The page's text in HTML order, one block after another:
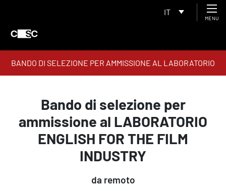
IT
MENU
BANDO DI SELEZIONE PER AMMISSIONE AL LABORATORIO
ENGLISH FOR THE FILM INDUSTRY
Bando di selezione per
ammissione al LABORATORIO
ENGLISH FOR THE FILM
INDUSTRY
da remoto